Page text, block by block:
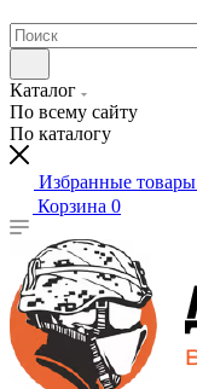
Каталог
По всему сайту
По каталогу
Избранные товары
Корзина 0